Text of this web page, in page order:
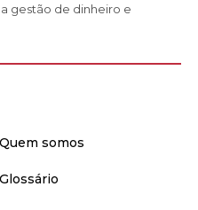
gestão de dinheiro e
Quem somos
Glossário